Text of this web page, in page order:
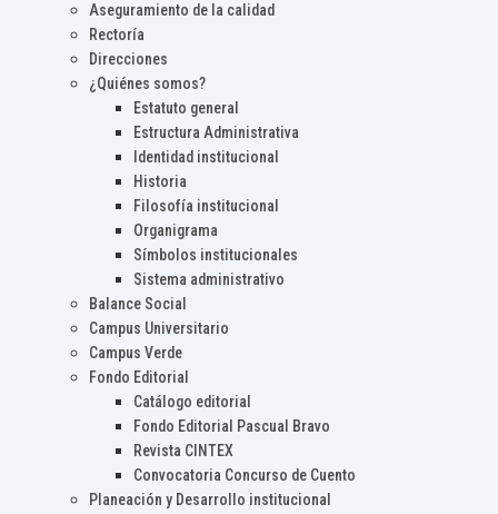
Aseguramiento de la calidad
Rectoría
Direcciones
¿Quiénes somos?
Estatuto general
Estructura Administrativa
Identidad institucional
Historia
Filosofía institucional
Organigrama
Símbolos institucionales
Sistema administrativo
Balance Social
Campus Universitario
Campus Verde
Fondo Editorial
Catálogo editorial
Fondo Editorial Pascual Bravo
Revista CINTEX
Convocatoria Concurso de Cuento
Planeación y Desarrollo institucional